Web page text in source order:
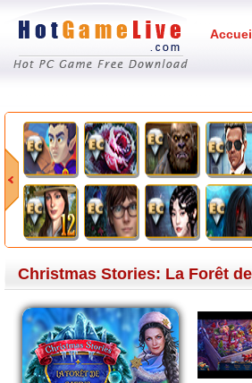
Christmas Stories: La Forêt